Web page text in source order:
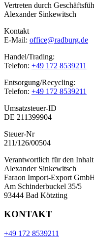
Vertreten durch
Alexander Sinkewitsch
Kontakt
E-Mail: office@radburg.de
Handel/Trading:
Telefon: +49 172 8539211
Entsorgung/Recycling:
Telefon: +49 172 8539211
Umsatzsteuer-ID
DE 211399904
Steuer-Nr
211/126/00504
Verantwortlich für den
Alexander Sinkewitsch
Faraon Import-Export
Am Schinderbuckel 35/5
93444 Bad Kötzting
KONTAKT
+49 172 8539211